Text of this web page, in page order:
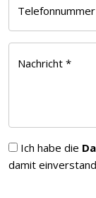
Telefonnummer
Nachricht *
Ich habe die
damit